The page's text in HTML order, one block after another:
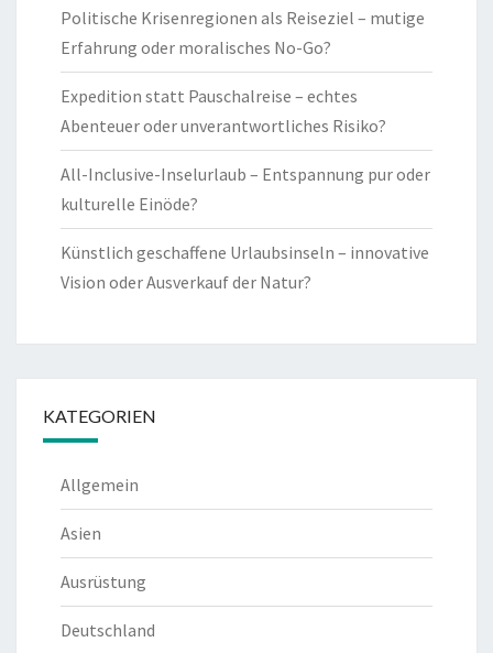
Politische Krisenregionen als Reiseziel – mutige
Erfahrung oder moralisches No-Go?
Expedition statt Pauschalreise – echtes
Abenteuer oder unverantwortliches Risiko?
All-Inclusive-Inselurlaub – Entspannung pur oder
kulturelle Einöde?
Künstlich geschaffene Urlaubsinseln – innovative
Vision oder Ausverkauf der Natur?
KATEGORIEN
Allgemein
Asien
Ausrüstung
Deutschland